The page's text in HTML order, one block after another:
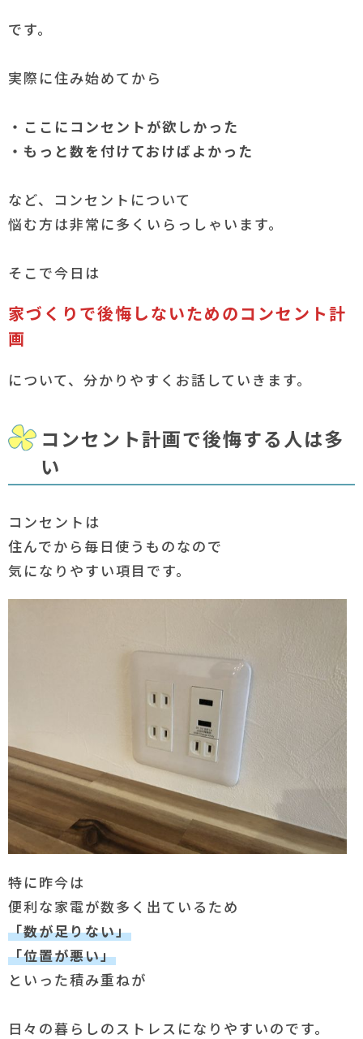
です。
実際に住み始めてから
・ここにコンセントが欲しかった
・もっと数を付けておけばよかった
など、コンセントについて
悩む方は非常に多くいらっしゃいます。
そこで今日は
家づくりで後悔しないためのコンセント計
画
について、分かりやすくお話していきます。
コンセント計画で後悔する人は多
い
コンセントは
住んでから毎日使うものなので
気になりやすい項目です。
特に昨今は
便利な家電が数多く出ているため
「数が足りない」
「位置が悪い」
といった積み重ねが
日々の暮らしのストレスになりやすいのです。